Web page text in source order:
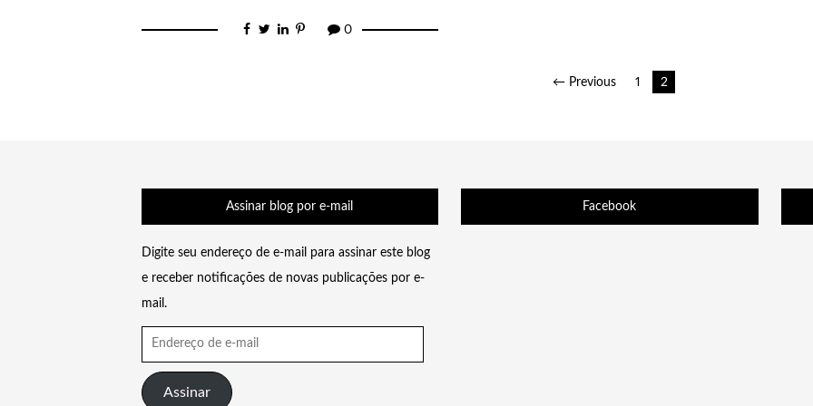
0
← Previous 1 2
Assinar blog por e-mail
Digite seu endereço de e-mail para assinar este blog
e receber notificações de novas publicações por e-
mail.
Endereço
de
e-
Assinar
Facebook